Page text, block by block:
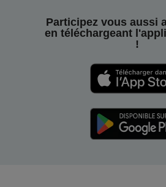
Participez vous aussi
en téléchargeant
!